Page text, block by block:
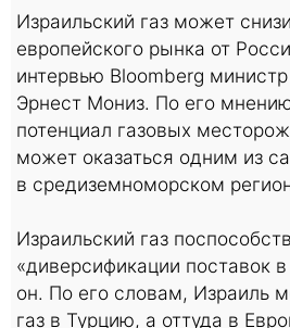
Израильский газ может
европейского рынка от
интервью Bloomberg
Эрнест Мониз. По его
потенциал газовых
может оказаться одним из
в средиземноморском
Израильский газ
«диверсификации поставок
он. По его словам, Израиль
газ в Турцию, а оттуда в